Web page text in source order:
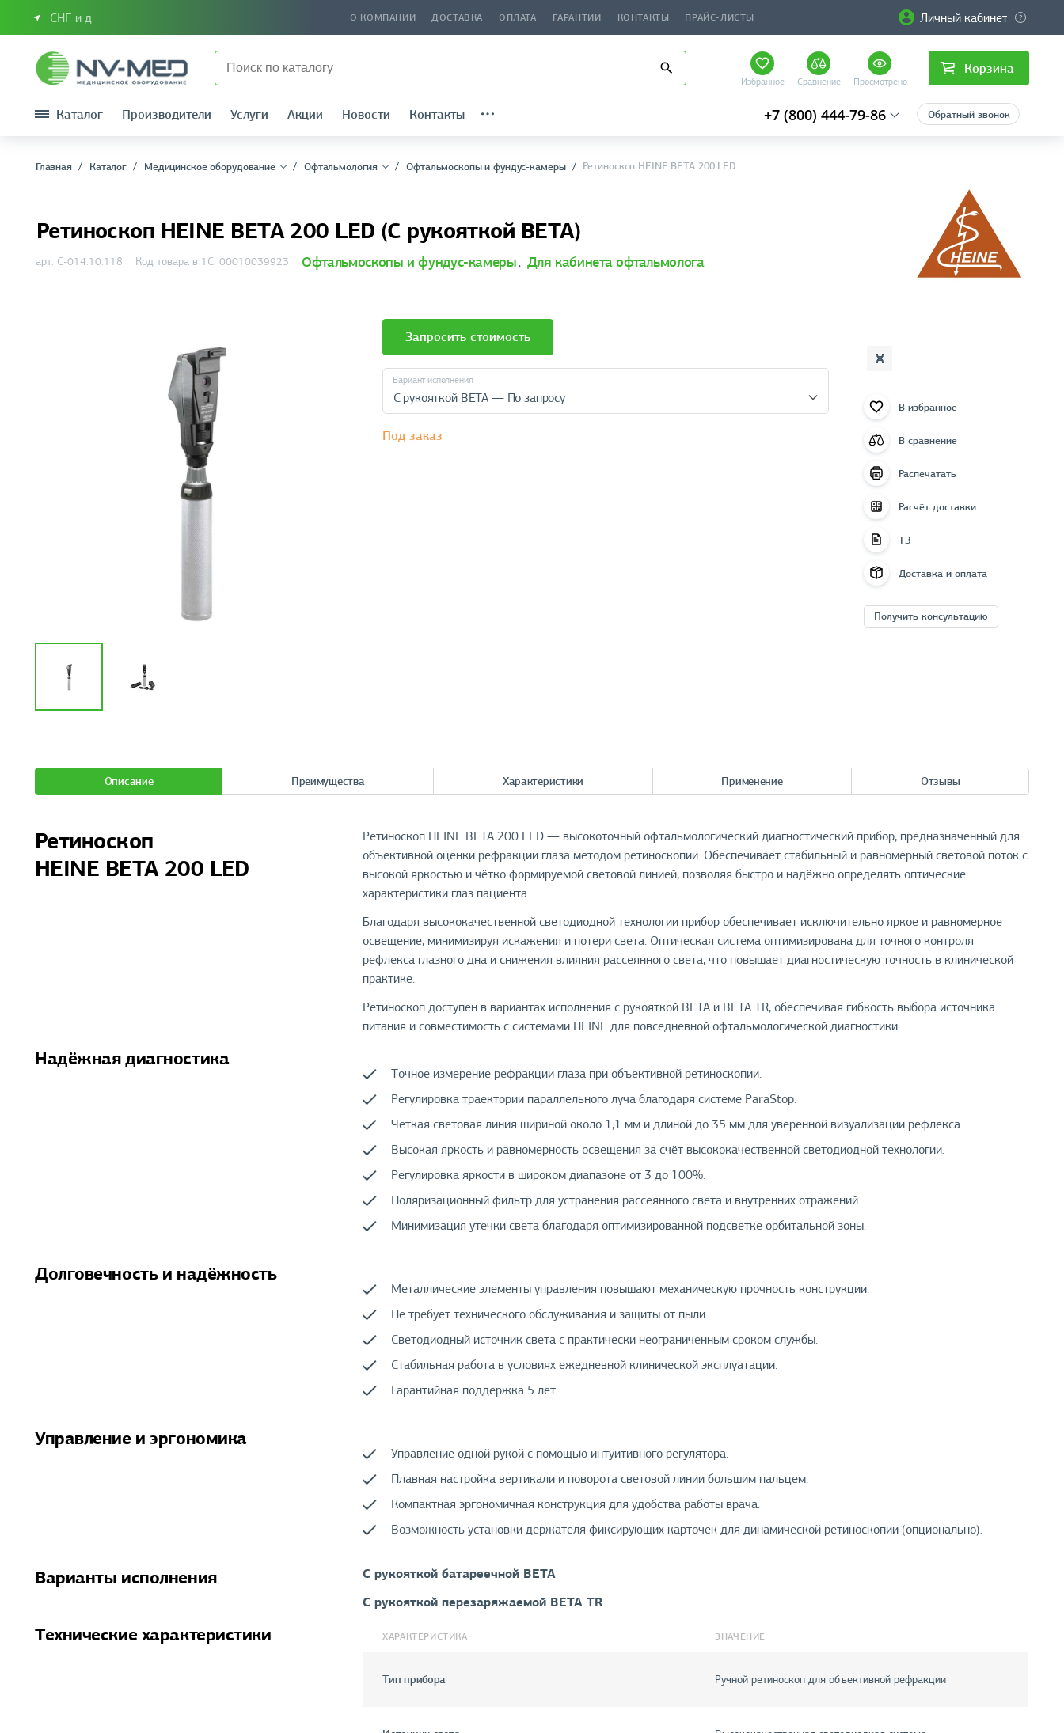
СНГ и другие страны О КОМПАНИИ ДОСТАВКА ОПЛАТА ГАРАНТИИ КОНТАКТЫ ПРАЙС-ЛИСТЫ Личный кабинет
Избранное Сравнение Просмотрено
Корзина
Каталог Производители Услуги Акции Новости Контакты +7 (800) 444-79-86 Обратный звонок
Главная Каталог Медицинское оборудование Офтальмология Офтальмоскопы и фундус-камеры Ретиноскоп HEINE BETA 200 LED
Ретиноскоп HEINE BETA 200 LED (С рукояткой BETA)
арт. C-014.10.118 Код товара в 1С: 00010039923 Офтальмоскопы и фундус-камеры, Для кабинета офтальмолога
Запросить стоимость
Вариант исполнения
С рукояткой BETA — По запросу
Под заказ
В избранное
В сравнение
Распечатать
Расчёт доставки
ТЗ
Доставка и оплата
Получить консультацию
Описание Преимущества Характеристики Применение Отзывы
Ретиноскоп
HEINE BETA 200 LED
Ретиноскоп HEINE BETA 200 LED — высокоточный офтальмологический диагностический прибор, предназначенный для
объективной оценки рефракции глаза методом ретиноскопии. Обеспечивает стабильный и равномерный световой поток с
высокой яркостью и чётко формируемой световой линией, позволяя быстро и надёжно определять оптические
характеристики глаз пациента.
Благодаря высококачественной светодиодной технологии прибор обеспечивает исключительно яркое и равномерное
освещение, минимизируя искажения и потери света. Оптическая система оптимизирована для точного контроля
рефлекса глазного дна и снижения влияния рассеянного света, что повышает диагностическую точность в клинической
практике.
Ретиноскоп доступен в вариантах исполнения с рукояткой BETA и BETA TR, обеспечивая гибкость выбора источника
питания и совместимость с системами HEINE для повседневной офтальмологической диагностики.
Надёжная диагностика
Точное измерение рефракции глаза при объективной ретиноскопии.
Регулировка траектории параллельного луча благодаря системе ParaStop.
Чёткая световая линия шириной около 1,1 мм и длиной до 35 мм для уверенной визуализации рефлекса.
Высокая яркость и равномерность освещения за счёт высококачественной светодиодной технологии.
Регулировка яркости в широком диапазоне от 3 до 100%.
Поляризационный фильтр для устранения рассеянного света и внутренних отражений.
Минимизация утечки света благодаря оптимизированной подсветке орбитальной зоны.
Долговечность и надёжность
Металлические элементы управления повышают механическую прочность конструкции.
Не требует технического обслуживания и защиты от пыли.
Светодиодный источник света с практически неограниченным сроком службы.
Стабильная работа в условиях ежедневной клинической эксплуатации.
Гарантийная поддержка 5 лет.
Управление и эргономика
Управление одной рукой с помощью интуитивного регулятора.
Плавная настройка вертикали и поворота световой линии большим пальцем.
Компактная эргономичная конструкция для удобства работы врача.
Возможность установки держателя фиксирующих карточек для динамической ретиноскопии (опционально).
Варианты исполнения
С рукояткой батареечной BETA
С рукояткой перезаряжаемой BETA TR
Технические характеристики ХАРАКТЕРИСТИКА ЗНАЧЕНИЕ
Тип прибора Ручной ретиноскоп для объективной рефракции